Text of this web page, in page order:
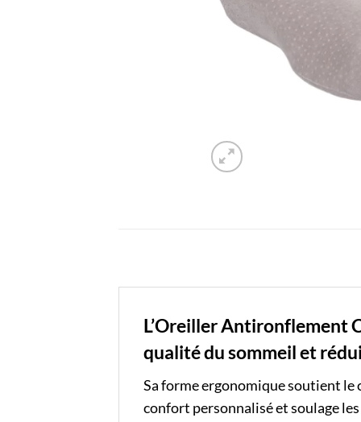
L’Oreiller Antironflement
qualité du sommeil et
Sa forme ergonomique soutient le
confort personnalisé et soulage